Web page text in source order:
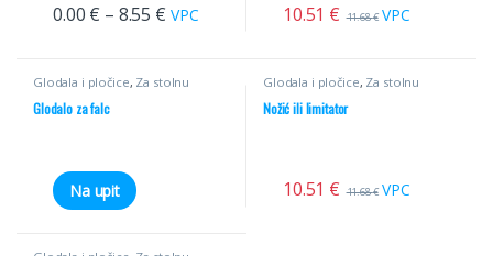
0.00 € – 8.55 € VPC 10.51 € 11.68€ VPC
Glodala i pločice, Za stolnu
, Ravna HM
Glodalo za falc
Na upit
Glodala i pločice, Za stolnu
, Profilni noževi
Nožić ili limitator
10.51 € 11.68€ VPC